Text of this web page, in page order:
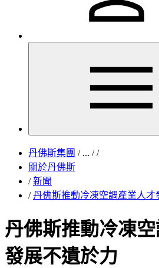
丹佛斯集團 /... / /
關於丹佛斯
/ 新聞
/ 丹佛斯推動冷凍空調產業人才
丹佛斯推動冷凍
發展不遺於力